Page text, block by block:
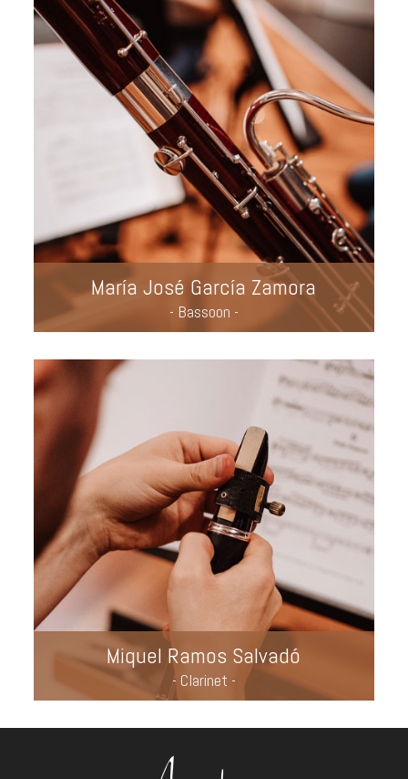
María José García Zamora
- Bassoon -
Miquel Ramos Salvadó
- Clarinet -